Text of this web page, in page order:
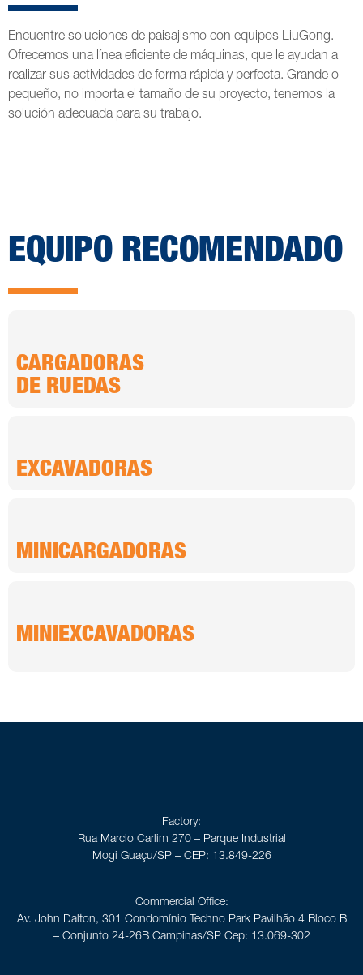
Encuentre soluciones de paisajismo con equipos LiuGong.
Ofrecemos una línea eficiente de máquinas, que le ayudan a
realizar sus actividades de forma rápida y perfecta. Grande o
pequeño, no importa el tamaño de su proyecto, tenemos la
solución adecuada para su trabajo.
EQUIPO RECOMENDADO
CARGADORAS
DE RUEDAS
EXCAVADORAS
MINICARGADORAS
MINIEXCAVADORAS
Factory:
Rua Marcio Carlim 270 – Parque Industrial
Mogi Guaçu/SP – CEP: 13.849-226
Commercial Office:
Av. John Dalton, 301 Condomínio Techno Park Pavilhão 4 Bloco B
– Conjunto 24-26B Campinas/SP Cep: 13.069-302